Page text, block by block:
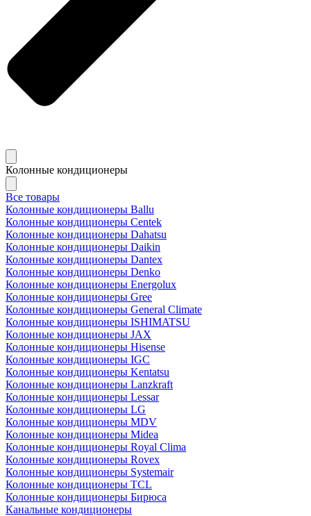
Колонные кондиционеры
Все товары
Колонные кондиционеры Ballu
Колонные кондиционеры Centek
Колонные кондиционеры Dahatsu
Колонные кондиционеры Daikin
Колонные кондиционеры Dantex
Колонные кондиционеры Denko
Колонные кондиционеры Energolux
Колонные кондиционеры Gree
Колонные кондиционеры General Climate
Колонные кондиционеры ISHIMATSU
Колонные кондиционеры JAX
Колонные кондиционеры Hisense
Колонные кондиционеры IGC
Колонные кондиционеры Kentatsu
Колонные кондиционеры Lanzkraft
Колонные кондиционеры Lessar
Колонные кондиционеры LG
Колонные кондиционеры MDV
Колонные кондиционеры Midea
Колонные кондиционеры Royal Clima
Колонные кондиционеры Rovex
Колонные кондиционеры Systemair
Колонные кондиционеры TCL
Колонные кондиционеры Бирюса
Канальные кондиционеры